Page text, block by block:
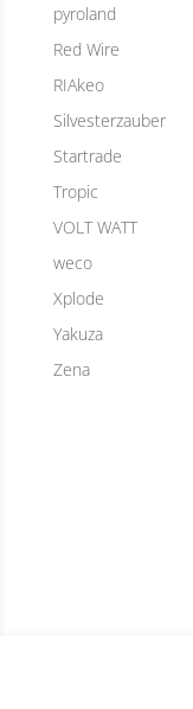
pyroland
Red Wire
RIAkeo
Silvesterzauber
Startrade
Tropic
VOLT WATT
weco
Xplode
Yakuza
Zena